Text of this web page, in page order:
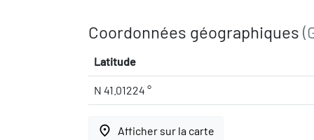
Coordonnées géographiques
Latitude
N 41.01224 °
place Afficher sur la carte